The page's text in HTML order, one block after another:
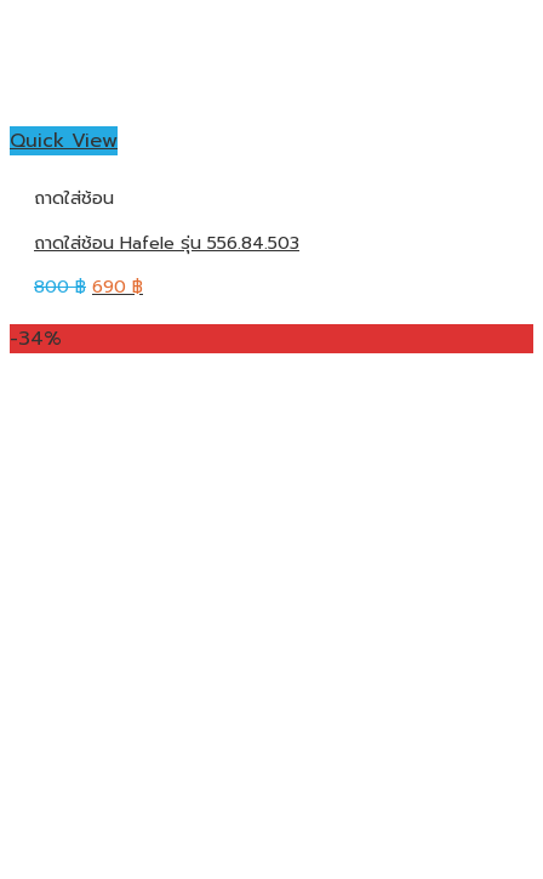
Quick View
ถาดใส่ช้อน
ถาดใส่ช้อน Hafele รุ่น 556.84.503
800฿ 690 ฿
-34%